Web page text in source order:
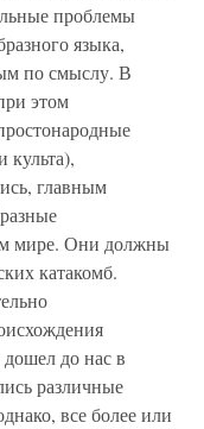
проблемы
языка,
по смыслу. В
этом
главным
мире. Они должны
катакомб.
дошел до нас в
различные
все более или